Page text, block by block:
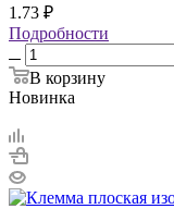
1.73 ₽
Подробности
В корзину
Новинка